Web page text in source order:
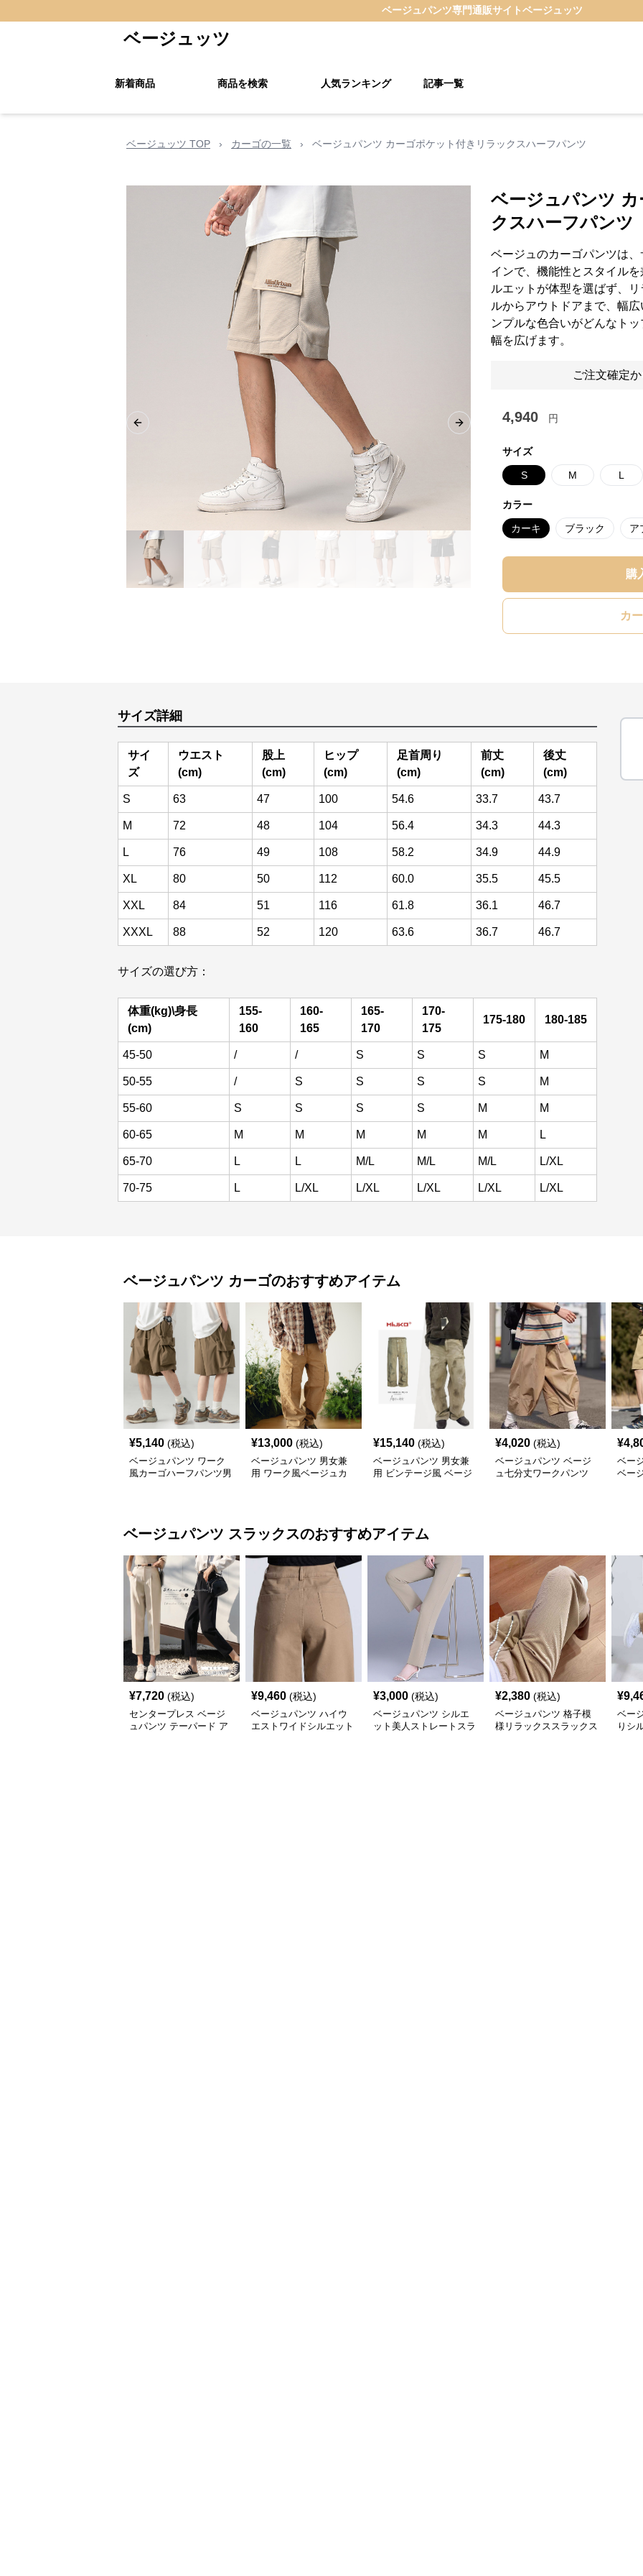
ベージュパンツ専門通販サイトベージュッツ
ベージュッツ
新着商品 商品を検索 人気ランキング 記事一覧
ベージュッツ TOP › カーゴの一覧 › ベージュパンツ カーゴポケット付きリラックスハーフパンツ
Previous slide Next slide
ベージュパンツ
クスハーフパンツ
ベージュのカーゴパンツは
インで、機能性とスタイル
ルエットが体型を選ばず、
ルからアウトドアまで、幅
ンプルな色合いがどんなト
幅を広げます。
ご注文確定
4,940 円
サイズ
S M L
カラー
カーキ ブラック ア
購
カ
サイズ詳細
サイ
ズ
ウエスト
(cm)
股上
(cm)
ヒップ
(cm)
足首周り
(cm)
前丈
(cm)
後丈
(cm)
S 63 47 100 54.6 33.7 43.7
M 72 48 104 56.4 34.3 44.3
L 76 49 108 58.2 34.9 44.9
XL 80 50 112 60.0 35.5 45.5
XXL 84 51 116 61.8 36.1 46.7
XXXL 88 52 120 63.6 36.7 46.7
サイズの選び方：
体重(kg)\身長
(cm)
155-
160
160-
165
165-
170
170-
175
175-180 180-185
45-50 / / S S S M
50-55 / S S S S M
55-60 S S S S M M
60-65 M M M M M L
65-70 L L M/L M/L M/L L/XL
70-75 L L/XL L/XL L/XL L/XL L/XL
ベージュパンツ カーゴのおすすめアイテム
¥5,140 (税込)
ベージュパンツ ワーク
風カーゴハーフパンツ男
¥13,000 (税込)
ベージュパンツ 男女兼
用 ワーク風ベージュカ
¥15,140 (税込)
ベージュパンツ 男女兼
用 ビンテージ風 ベージ
¥4,020 (税込)
ベージュパンツ ベージ
ュ七分丈ワークパンツ
¥
ベー
ベー
ベージュパンツ スラックスのおすすめアイテム
¥7,720 (税込)
センタープレス ベージ
ュパンツ テーパード ア
¥9,460 (税込)
ベージュパンツ ハイウ
エストワイドシルエット
¥3,000 (税込)
ベージュパンツ シルエ
ット美人ストレートスラ
¥2,380 (税込)
ベージュパンツ 格子模
様リラックススラックス
¥
ベー
りシ